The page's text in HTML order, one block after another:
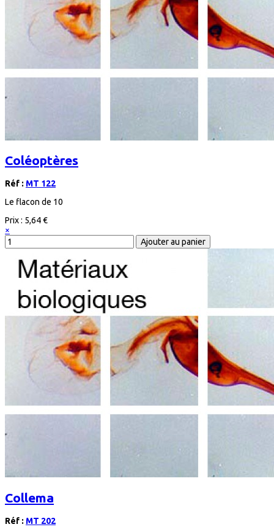
Coléoptères
Réf : MT 122
Le flacon de 10
Prix : 5,64 €
×
Collema
Réf : MT 202